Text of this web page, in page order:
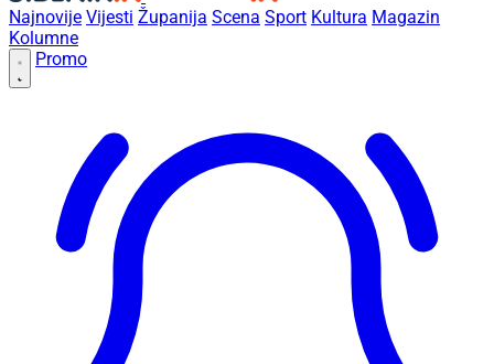
Najnovije Vijesti Županija Scena Sport Kultura Magazin
Kolumne
Promo